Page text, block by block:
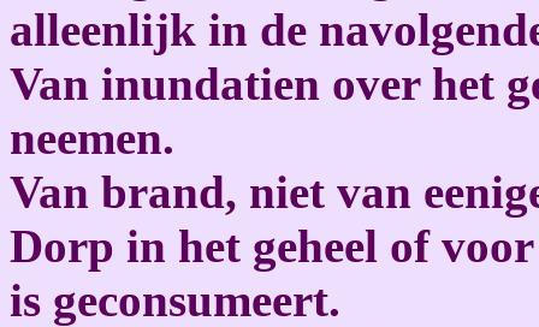
alleenlijk in de
Van inundatien over het
neemen.
Van brand, niet van
Dorp in het geheel of
is geconsumeert.